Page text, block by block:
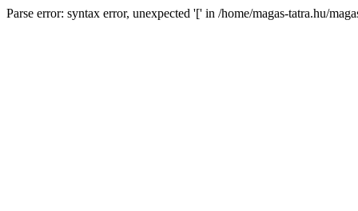
Parse error: syntax error, unexpected '[' in /home/magas-tatra.hu/